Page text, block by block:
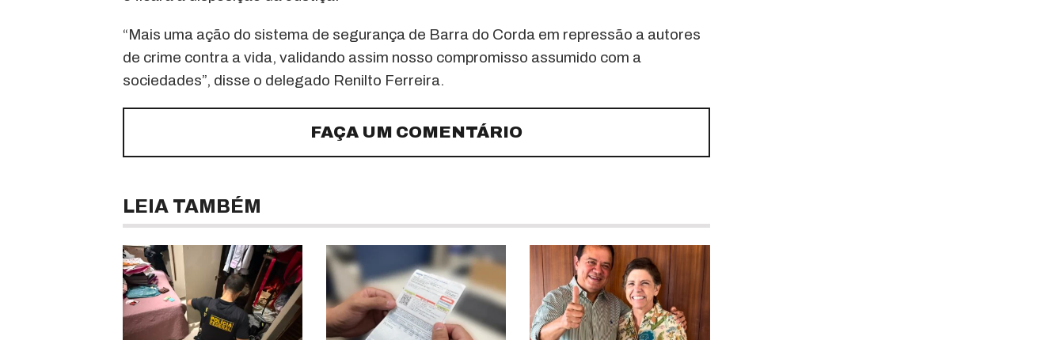
“Mais uma ação do sistema de segurança de Barra do Corda em repressão a autores
de crime contra a vida, validando assim nosso compromisso assumido com a
sociedades”, disse o delegado Renilto Ferreira.
FAÇA UM COMENTÁRIO
LEIA TAMBÉM